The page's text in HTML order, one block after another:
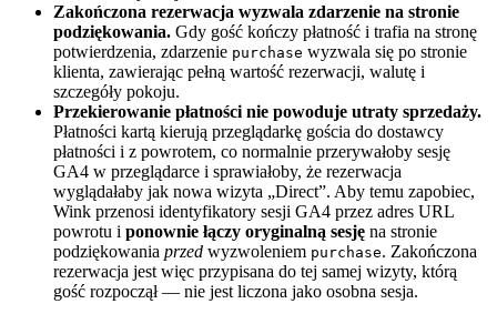
Zakończona rezerwacja wyzwala zdarzenie na stronie
podziękowania. Gdy gość kończy płatność i trafia na stronę
potwierdzenia, zdarzenie purchase wyzwala się po stronie
klienta, zawierając pełną wartość rezerwacji, walutę i
szczegóły pokoju.
Przekierowanie płatności nie powoduje utraty sprzedaży.
Płatności kartą kierują przeglądarkę gościa do dostawcy
płatności i z powrotem, co normalnie przerywałoby sesję
GA4 w przeglądarce i sprawiałoby, że rezerwacja
wyglądałaby jak nowa wizyta „Direct”. Aby temu zapobiec,
Wink przenosi identyfikatory sesji GA4 przez adres URL
powrotu i ponownie łączy oryginalną sesję na stronie
podziękowania przed wyzwoleniem purchase. Zakończona
rezerwacja jest więc przypisana do tej samej wizyty, którą
gość rozpoczął — nie jest liczona jako osobna sesja.